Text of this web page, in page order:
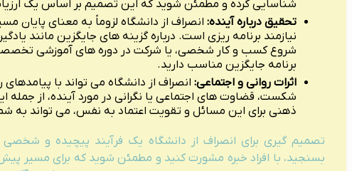
شناسایی کرده و مطمئن شوید که این تصمیم بر اساس یک
تحقیق درباره آینده: انصراف از دانشگاه لزوماً به معنای پایان
نیازمند برنامه ریزی است. درباره گزینه های جایگزین مانند
شروع کسب و کار شخصی، یا شرکت در دوره های آموزشی
برنامه جایگزین مناسب دارید.
اثرات روانی و اجتماعی: انصراف از دانشگاه می تواند با
شکست، قضاوت های اجتماعی یا نگرانی در مورد آینده، از جمله
ذهنی برای این مسائل و تقویت اعتماد به نفس، می تواند به
تصمیم گیری برای انصراف از دانشگاه یک فرآیند پیچیده و
بسنجید، با افراد خبره مشورت کنید و مطمئن شوید که برای مسیر